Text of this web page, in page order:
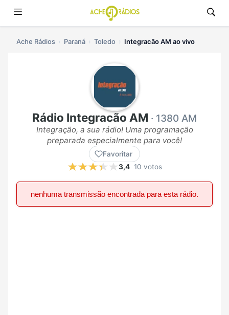
Ache Rádios Paraná Toledo Integracão AM ao vivo
Rádio Integracão AM · 1380 AM
Integração, a sua rádio! Uma programação
preparada especialmente para você!
Favoritar
3,4 10 votos
nenhuma transmissão encontrada para esta rádio.